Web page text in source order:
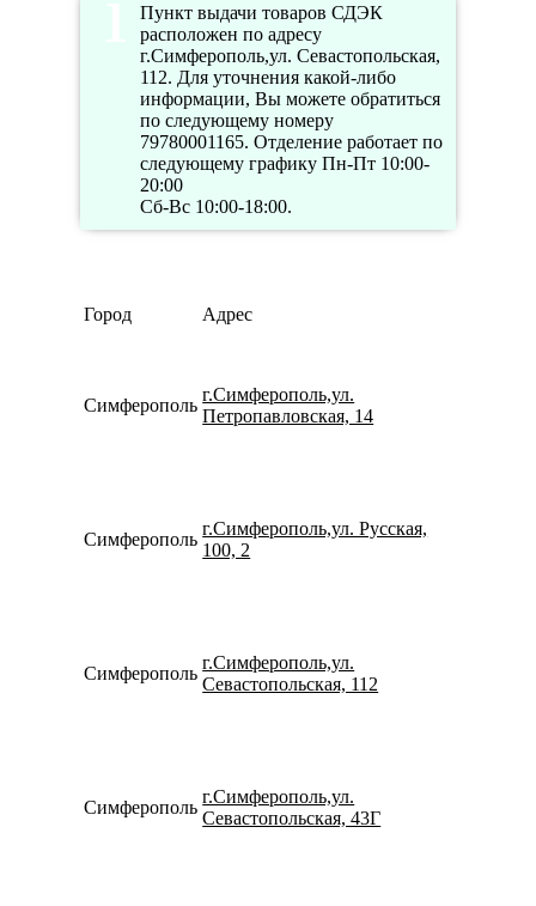
Пункт выдачи товаров СДЭК
расположен по адресу
г.Симферополь,ул. Севастопольская,
112. Для уточнения какой-либо
информации, Вы можете обратиться
по следующему номеру
79780001165. Отделение работает по
следующему графику Пн-Пт 10:00-
20:00
Сб-Вс 10:00-18:00.
Город Адрес
Симферополь
г.Симферополь,ул.
Петропавловская, 14
Симферополь
г.Симферополь,ул. Русская,
100, 2
Симферополь
г.Симферополь,ул.
Севастопольская, 112
Симферополь
г.Симферополь,ул.
Севастопольская, 43Г